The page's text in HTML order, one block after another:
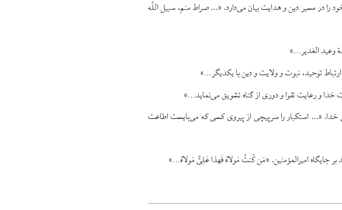
را در مسیر دین و هدایت بیان می‌دارد. «... صراط منم، سبیل اللّه
وعید الغدیر…»
توحید، نبوت و ولایت و دین با یکدیگر…»
خدا و رعایت تقوا و دوری از گناه تشویق می‌نماید…»
خدا. «... استکبار را سرپیچی از پیروی کسی که می‌بایست اطاعت
جایگاه امیرالمؤمنین. «مَن کُنتُ مَولاهُ فَهذا عَلِیٌّ مَولاهُ…»